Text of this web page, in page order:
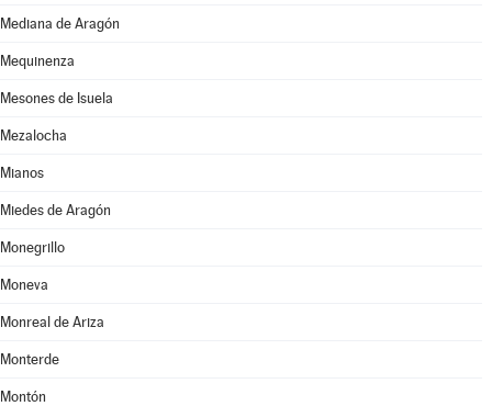
Mediana de Aragón
Mequinenza
Mesones de Isuela
Mezalocha
Mianos
Miedes de Aragón
Monegrillo
Moneva
Monreal de Ariza
Monterde
Montón